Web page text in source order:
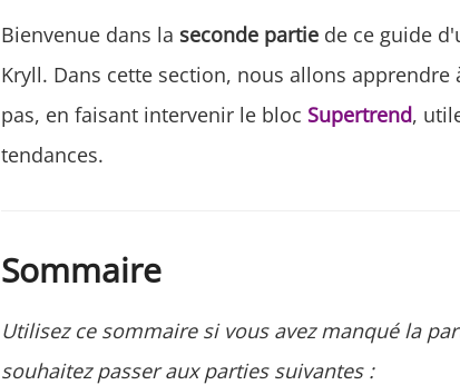
Bienvenue dans la seconde partie de ce guide
Kryll. Dans cette section, nous allons
pas, en faisant intervenir le bloc Supertrend,
tendances.
Sommaire
Utilisez ce sommaire si vous avez manqué la
souhaitez passer aux parties suivantes :